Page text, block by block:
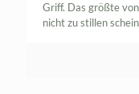
Griff. Das größte
nicht zu stillen